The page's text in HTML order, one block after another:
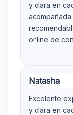
y clara en
online de
Natasha
Excelente
y clara en